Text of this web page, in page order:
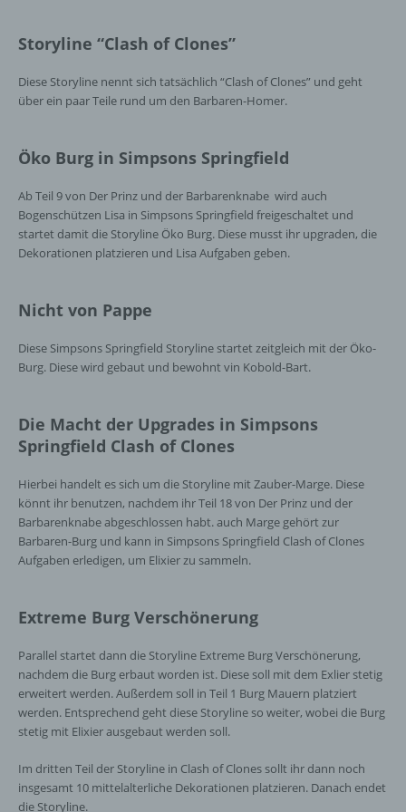
Storyline “Clash of Clones”
Diese Storyline nennt sich tatsächlich “Clash of Clones” und geht
über ein paar Teile rund um den Barbaren-Homer.
Öko Burg in Simpsons Springfield
Ab Teil 9 von Der Prinz und der Barbarenknabe wird auch
Bogenschützen Lisa in Simpsons Springfield freigeschaltet und
startet damit die Storyline Öko Burg. Diese musst ihr upgraden, die
Dekorationen platzieren und Lisa Aufgaben geben.
Nicht von Pappe
Diese Simpsons Springfield Storyline startet zeitgleich mit der Öko-
Burg. Diese wird gebaut und bewohnt vin Kobold-Bart.
Die Macht der Upgrades in Simpsons
Springfield Clash of Clones
Hierbei handelt es sich um die Storyline mit Zauber-Marge. Diese
könnt ihr benutzen, nachdem ihr Teil 18 von Der Prinz und der
Barbarenknabe abgeschlossen habt. auch Marge gehört zur
Barbaren-Burg und kann in Simpsons Springfield Clash of Clones
Aufgaben erledigen, um Elixier zu sammeln.
Extreme Burg Verschönerung
Parallel startet dann die Storyline Extreme Burg Verschönerung,
nachdem die Burg erbaut worden ist. Diese soll mit dem Exlier stetig
erweitert werden. Außerdem soll in Teil 1 Burg Mauern platziert
werden. Entsprechend geht diese Storyline so weiter, wobei die Burg
stetig mit Elixier ausgebaut werden soll.
Im dritten Teil der Storyline in Clash of Clones sollt ihr dann noch
insgesamt 10 mittelalterliche Dekorationen platzieren. Danach endet
die Storyline.
Cookies / SessionStorage / LocalStorage
Die Internetseiten verwenden teilweise so
genannte Cookies, LocalStorage und
SessionStorage. Dies dient dazu, unser Angebot
machen. Local Storage und SessionStorage ist
eine Technologie, mit welcher ihr Browser Daten
abspeichert. Cookies sind Textdateien, welche
über einen Internetbrowser auf einem
Computersystem abgelegt und gespeichert
werden. Sie können die Verwendung von Cookies,
verhindern.
Zahlreiche Internetseiten und Server verwenden
Cookies. Viele Cookies enthalten eine sogenannte
Zeichenfolge, durch welche Internetseiten und
Server dem konkreten Internetbrowser zugeordnet
werden können, in dem das Cookie gespeichert
Internetseiten und Servern, den individuellen
Browser der betroffenen Person von anderen
Internetbrowsern, die andere Cookies enthalten,
zu unterscheiden. Ein bestimmter Internetbrowser
kann über die eindeutige Cookie-ID wiedererkannt
Durch den Einsatz von Cookies kann den Nutzern
bereitstellen, die ohne die Cookie-Setzung nicht
möglich wären.
Mittels eines Cookies können die Informationen
und Angebote auf unserer Internetseite im Sinne
ermöglichen uns, wie bereits erwähnt, die
Benutzer unserer Internetseite wiederzuerkennen.
Zweck dieser Wiedererkennung ist es, den